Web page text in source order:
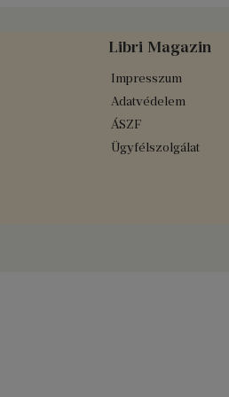
Libri Magazin
Impresszum
Adatvédelem
ÁSZF
Ügyfélszolgálat